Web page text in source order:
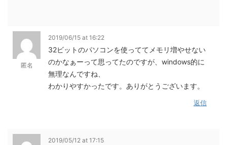
匿名
2019/06/15 at 16:22
32ビットのパソコンを使っててメモリ増やせない
のかなぁーって思ってたのですが、windows的に
無理なんですね、
わかりやすかったです。ありがとうございます。
返信
2019/05/12 at 17:15